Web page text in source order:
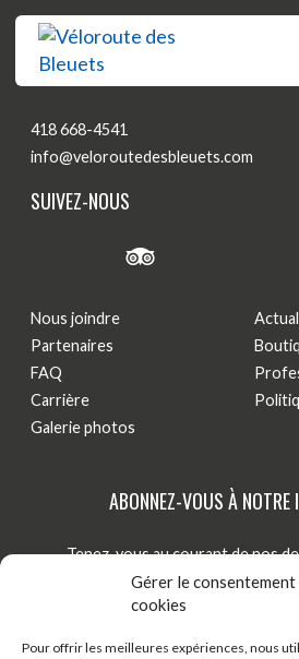
Gérer le consentement
cookies
Pour offrir les meilleures expériences, nous
BOUTIQUE
Actualités
CONTACTEZ-NOUS
418 668-4541
info@veloroutedesbleuets.com
SUIVEZ-NOUS
Nous joindre
Partenaires
FAQ
Carrière
Galerie photos
ABONNEZ-VOUS À NOTRE
Tenez-vous au courant de nos
nouveautés et promotions